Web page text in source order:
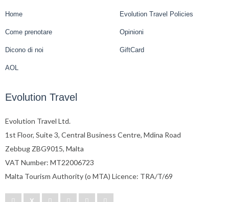
Home Evolution Travel Policies
Come prenotare Opinioni
Dicono di noi GiftCard
AOL
Evolution Travel
Evolution Travel Ltd.
1st Floor, Suite 3, Central Business Centre, Mdina Road
Zebbug ZBG9015, Malta
VAT Number: MT22006723
Malta Tourism Authority (o MTA) Licence: TRA/T/69